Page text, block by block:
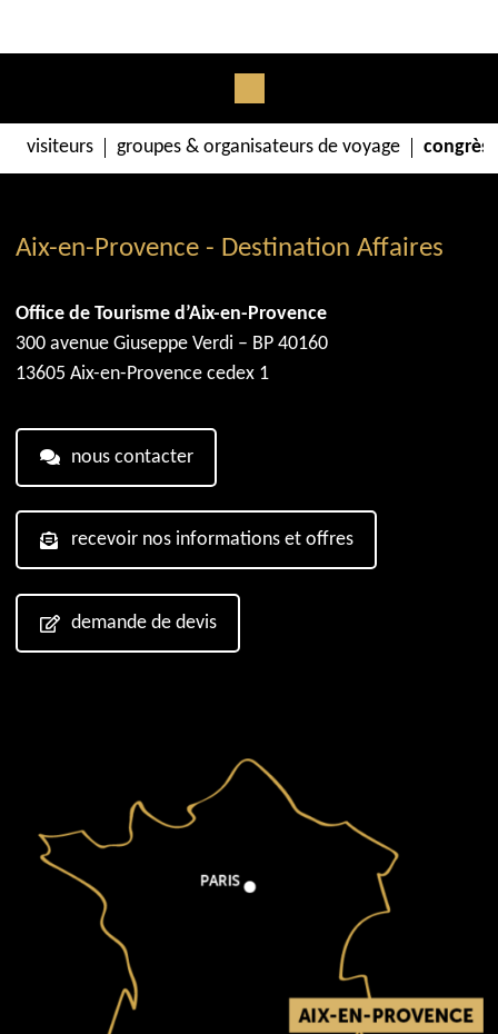
visiteurs groupes & organisateurs de voyage congrès
Aix-en-Provence - Destination Affaires
Office de Tourisme d’Aix-en-Provence
300 avenue Giuseppe Verdi – BP 40160
13605 Aix-en-Provence cedex 1
nous contacter
recevoir nos informations et offres
demande de devis